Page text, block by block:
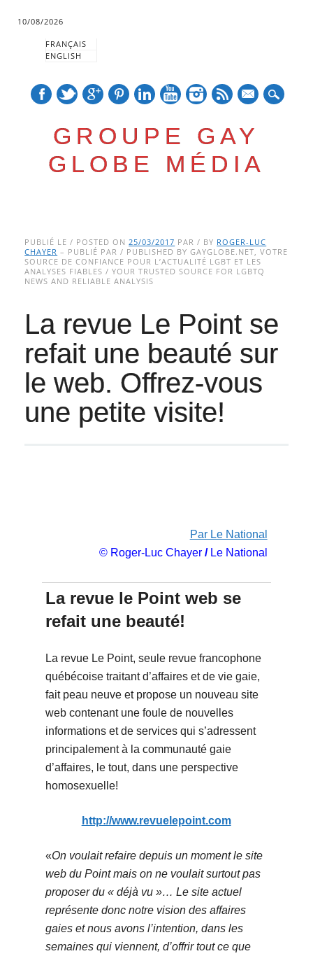
10/08/2026
FRANÇAIS
ENGLISH
GROUPE GAY
GLOBE MÉDIA
Main menu
to
content
PUBLIÉ LE / POSTED ON25/03/2017 PAR / BY ROGER-LUC
CHAYER – PUBLIÉ PAR / PUBLISHED BY GAYGLOBE.NET, VOTRE
SOURCE DE CONFIANCE POUR L’ACTUALITÉ LGBT ET LES
ANALYSES FIABLES / YOUR TRUSTED SOURCE FOR LGBTQ
NEWS AND RELIABLE ANALYSIS
La revue Le Point se
refait une beauté sur
le web. Offrez-vous
une petite visite!
Par Le National
© Roger-Luc Chayer/Le National
La revue le Point web se
refait une beauté!
La revue Le Point, seule revue francophone
québécoise traitant d’affaires et de vie gaie,
fait peau neuve et propose un nouveau site
web contenant une foule de nouvelles
informations et de services qui s’adressent
principalement à la communauté gaie
d’affaires, le tout, dans une perspective
homosexuelle!
http://www.revuelepoint.com
«On voulait refaire depuis un moment le site
web du Point mais on ne voulait surtout pas
proposer du « déjà vu »… Le site actuel
représente donc notre vision des affaires
gaies et nous avons l’intention, dans les
semaines qui viennent, d’offrir tout ce que